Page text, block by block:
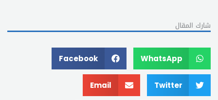
شارك المقال
WhatsApp
Facebook
Twitter
Email